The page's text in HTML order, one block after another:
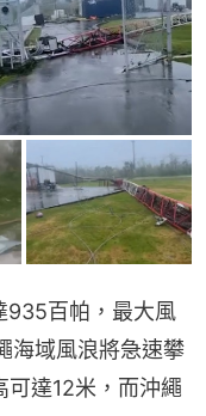
935百帕，最大風
海域風浪將急速攀
可達12米，而沖繩